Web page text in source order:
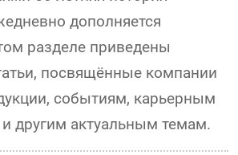
дополняется
разделе приведены
посвящённые компании
событиям, карьерным
другим актуальным темам.